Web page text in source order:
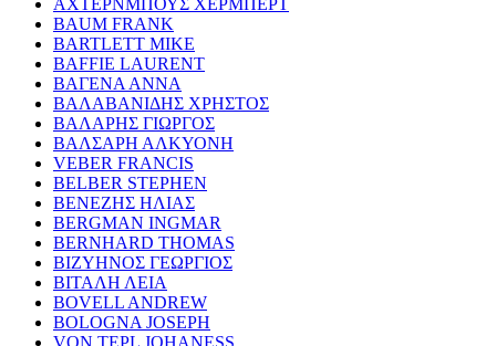
BAUM FRANK
BARTLETT MIKE
BAFFIE LAURENT
ΒΑΓΕΝΑ ΑΝΝΑ
ΒΑΛΑΒΑΝΙΔΗΣ ΧΡΗΣΤΟΣ
ΒΑΛΑΡΗΣ ΓΙΩΡΓΟΣ
ΒΑΛΣΑΡΗ ΑΛΚΥΟΝΗ
VEBER FRANCIS
BELBER STEPHEN
ΒΕΝΕΖΗΣ ΗΛΙΑΣ
BERGMAN INGMAR
BERNHARD THOMAS
ΒΙΖΥΗΝΟΣ ΓΕΩΡΓΙΟΣ
ΒΙΤΑΛΗ ΛΕΙΑ
BOVELL ANDREW
BOLOGNA JOSEPH
VON TEPL JOHANESS